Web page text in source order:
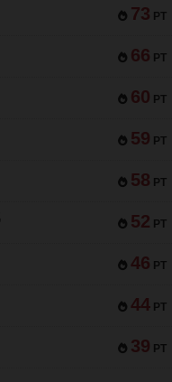
73 PT
66 PT
60 PT
59 PT
58 PT
52 PT
46 PT
44 PT
39 PT